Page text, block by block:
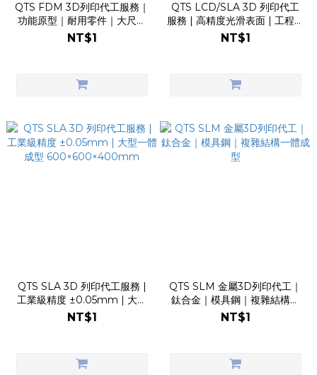
QTS FDM 3D列印代工服務｜
功能原型｜耐用零件｜大尺寸
製作
NT$1
QTS LCD/SLA 3D 列印代工
服務 | 高精度光滑表面 | 工程樹
脂 | 600×600×400mm
NT$1
QTS SLA 3D 列印代工服務 |
工業級精度 ±0.05mm | 大型
一體成型 600×600×400mm
NT$1
QTS SLM 金屬3D列印代工｜
鈦合金｜模具鋼｜複雜結構一
體成型
NT$1